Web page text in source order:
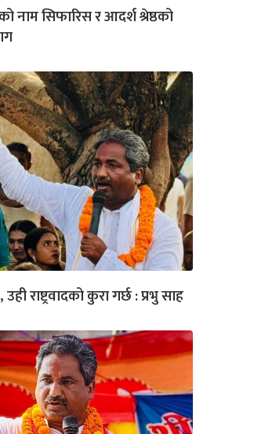
नाम सिफारिस र आदर्श श्रेष्ठको
राष्ट्रवादको कुरा गर्छ : प्रभु साह